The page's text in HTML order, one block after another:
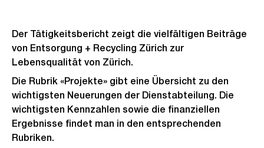
Der Tätigkeitsbericht zeigt die vielfältigen Beiträge
von Entsorgung + Recycling Zürich zur
Lebensqualität von Zürich.
Die Rubrik «Projekte» gibt eine Übersicht zu den
wichtigsten Neuerungen der Dienstabteilung. Die
wichtigsten Kennzahlen sowie die finanziellen
Ergebnisse findet man in den entsprechenden
Rubriken.